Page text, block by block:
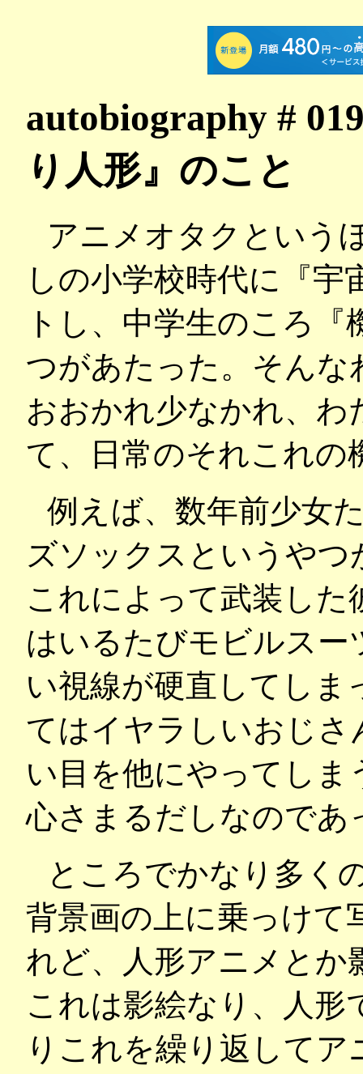
autobiography #
り人形』のこと
アニメオタクという
しの小学校時代に『
トし、中学生のころ
つがあたった。そん
おおかれ少なかれ、
て、日常のそれこれの
例えば、数年前少女
ズソックスというや
これによって武装した
はいるたびモビルス
い視線が硬直してし
てはイヤラしいおじ
い目を他にやってし
心さまるだしなのであ
ところでかなり多く
背景画の上に乗っけて
れど、人形アニメとか
これは影絵なり、人形
りこれを繰り返して